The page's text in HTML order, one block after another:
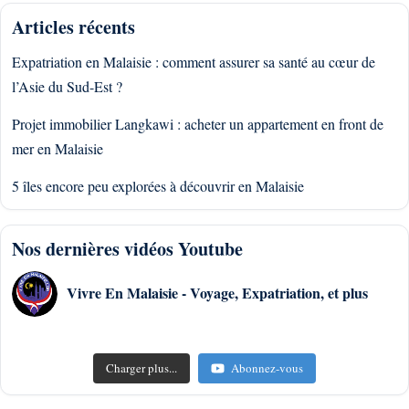
Articles récents
Expatriation en Malaisie : comment assurer sa santé au cœur de
l’Asie du Sud-Est ?
Projet immobilier Langkawi : acheter un appartement en front de
mer en Malaisie
5 îles encore peu explorées à découvrir en Malaisie
Nos dernières vidéos Youtube
Vivre En Malaisie - Voyage, Expatriation, et plus
Charger plus... Abonnez-vous